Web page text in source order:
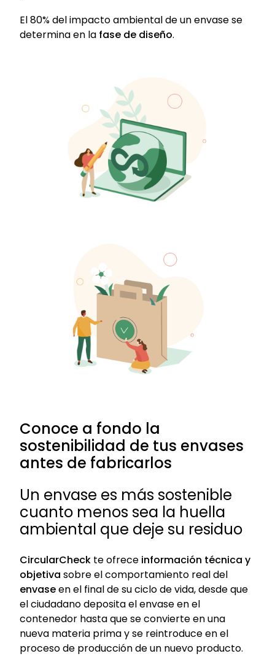
El 80% del impacto ambiental de un envase se
determina en la fase de diseño.
Conoce a fondo la
sostenibilidad de tus envases
antes de fabricarlos
Un envase es más sostenible
cuanto menos sea la huella
ambiental que deje su residuo
CircularCheck te ofrece información técnica y
objetiva sobre el comportamiento real del
envaseen el final de su ciclo de vida, desde que
el ciudadano deposita el envase en el
contenedor hasta que se convierte en una
nueva materia prima y se reintroduce en el
proceso de producción de un nuevo producto.